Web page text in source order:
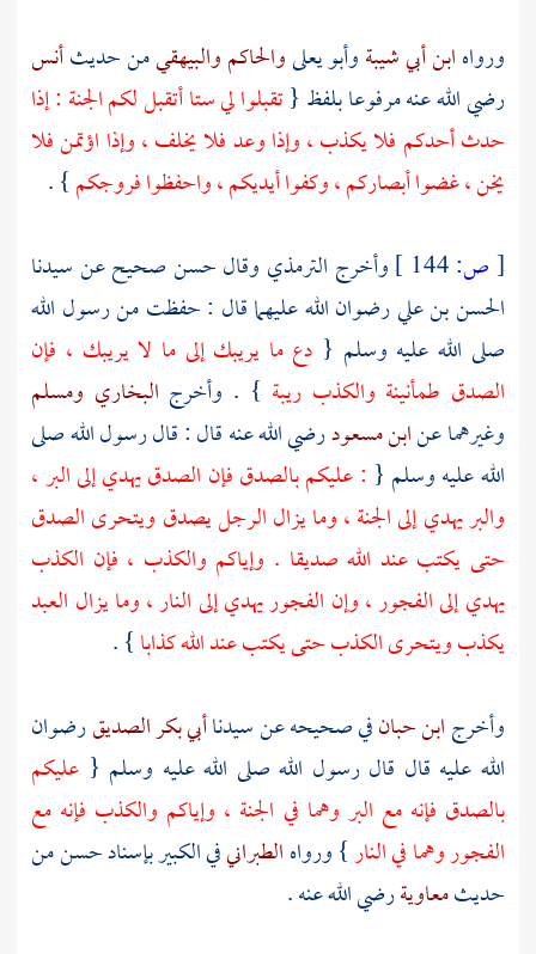
ورواهابن أبي شيبةوأبو يعلىوالحاكموالبيهقيمن حديثأنس
رضي الله عنه مرفوعا بلفظ {تقبلوا لي ستا أتقبل لكم الجنة : إذا
حدث أحدكم فلا يكذب ، وإذا وعد فلا يخلف ، وإذا اؤتمن فلا
يخن ، غضوا أبصاركم ، وكفوا أيديكم ، واحفظوا فروجكم} .
[ص: وأخرج الترمذي وقال حسن صحيح عن سيدنا
الحسن بن عليرضوان الله عليهما قال : حفظت من رسول الله
صلى الله عليه وسلم { دع ما يريبك إلى ما لا يريبك ، فإن
الصدق طمأنينة والكذب ريبة } . وأخرج البخاري ومسلم
وغيرهما عنابن مسعودرضي الله عنه قال : قال رسول الله صلى
الله عليه وسلم { : عليكم بالصدق فإن الصدق يهدي إلى البر ،
والبر يهدي إلى الجنة ، وما يزال الرجل يصدق ويتحرى الصدق
حتى يكتب عند الله صديقا . وإياكم والكذب ، فإن الكذب
يهدي إلى الفجور ، وإن الفجور يهدي إلى النار ، وما يزال العبد
يكذب ويتحرى الكذب حتى يكتب عند الله كذابا} .
وأخرجابن حبانفي صحيحه عن سيدناأبي بكر الصديقرضوان
الله عليه قال قال رسول الله صلى الله عليه وسلم { عليكم
بالصدق فإنه مع البر وهما في الجنة ، وإياكم والكذب فإنه مع
الفجور وهما في النار} ورواهالطبرانيفي الكبير بإسناد حسن من
حديثمعاويةرضي الله عنه .